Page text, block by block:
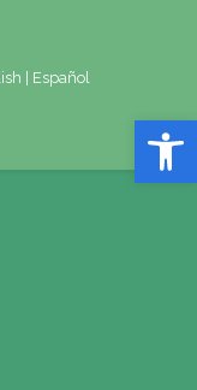
Abrir
Español